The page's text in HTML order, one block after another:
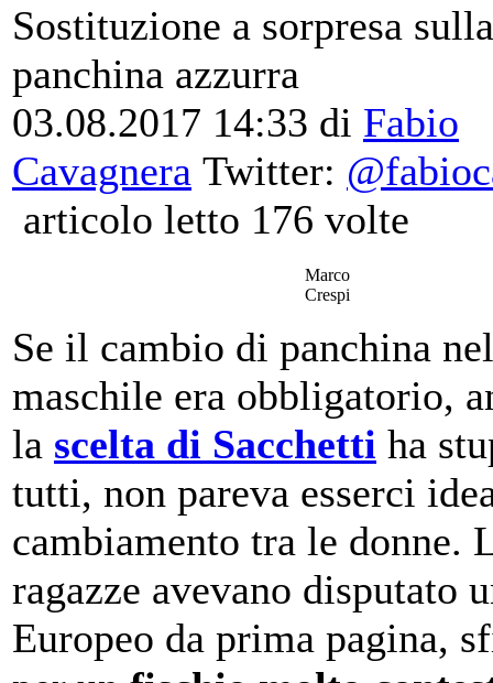
Sostituzione a sorpresa sulla
panchina azzurra
03.08.2017 14:33 di Fabio
Cavagnera Twitter:
articolo letto 176 volte
Marco
Crespi
Se il cambio di panchina
maschile era obbligatorio,
la scelta di Sacchetti ha
tutti, non pareva esserci
cambiamento tra le donne.
ragazze avevano disputato
Europeo da prima pagina,